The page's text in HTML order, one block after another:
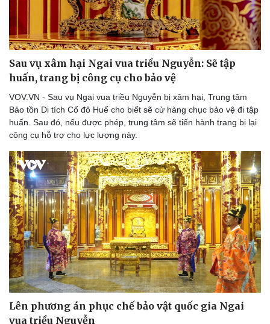
Doanh nghiệp
Thông tin doanh nghiệp
Doanh nghiệp 24h
Doanh nhân
Vì cộng đồng
Công nghệ
Sành điệu
Tin Công nghệ
Trải nghiệm
Chuyển đổi số
Sau vụ xâm hại Ngai vua triều Nguyễn: Sẽ tập
huấn, trang bị công cụ cho bảo vệ
VOV.VN - Sau vụ Ngai vua triều Nguyễn bị xâm hại, Trung tâm
Bảo tồn Di tích Cố đô Huế cho biết sẽ cử hàng chục bảo vệ đi tập
huấn. Sau đó, nếu được phép, trung tâm sẽ tiến hành trang bị lại
công cụ hỗ trợ cho lực lượng này.
Lên phương án phục chế bảo vật quốc gia Ngai
vua triều Nguyễn